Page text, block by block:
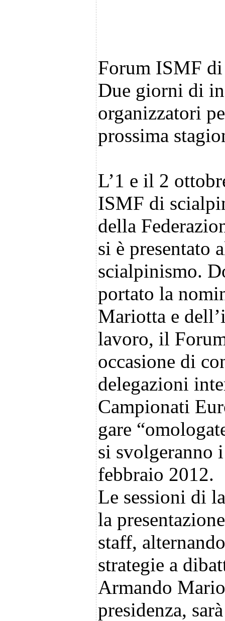
Forum ISMF
Due giorni di
organizzatori
prossima
L’1 e il 2
ISMF di
della
si è presentato
scialpinismo.
portato la
Mariotta e
lavoro, il
occasione di
delegazioni
Campionati
gare
si svolgeranno
febbraio 2012.
Le sessioni di
la
staff,
strategie a
Armando
presidenza,